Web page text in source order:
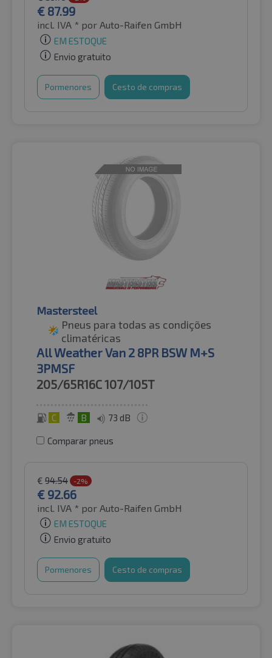
€ 87.99
incl. IVA * por Auto-Raifen GmbH
EM ESTOQUE
Envio gratuito
Pormenores Cesto de compras
Mastersteel
Pneus para todas as condições
climatéricas
All Weather Van 2 8PR BSW M+S
3PMSF
205/65R16C107/105T
C B 73 dB
Comparar pneus
€ 94.54 -2%
€ 92.66
incl. IVA * por Auto-Raifen GmbH
EM ESTOQUE
Envio gratuito
Pormenores Cesto de compras